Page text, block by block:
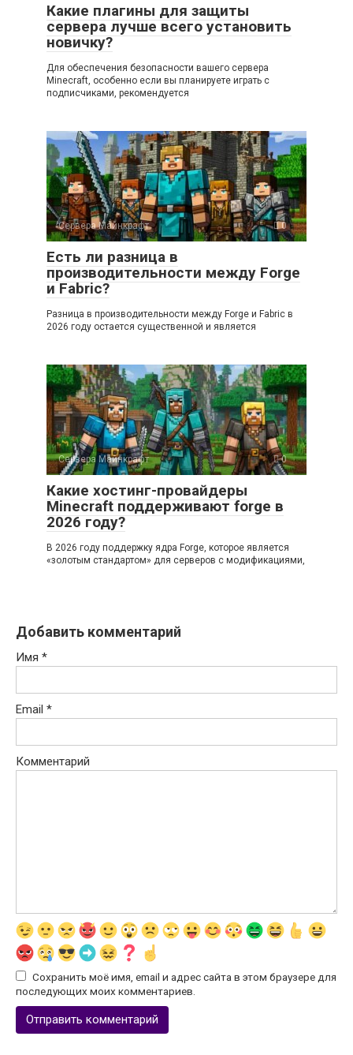
Какие плагины для защиты
сервера лучше всего установить
новичку?
Для обеспечения безопасности вашего сервера
Minecraft, особенно если вы планируете играть с
подписчиками, рекомендуется
Сервера Майнкрафт 0
Есть ли разница в
производительности между Forge
и Fabric?
Разница в производительности между Forge и Fabric в
2026 году остается существенной и является
Сервера Майнкрафт 0
Какие хостинг-провайдеры
Minecraft поддерживают forge в
2026 году?
В 2026 году поддержку ядра Forge, которое является
«золотым стандартом» для серверов с модификациями,
Добавить комментарий
Имя *
Email *
Комментарий
Сохранить моё имя, email и адрес сайта в этом браузере для
последующих моих комментариев.